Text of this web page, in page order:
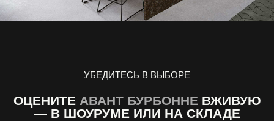
ОЦЕНИТЕ АВАНТ БУРБОННЕ ВЖИВУЮ
— В ШОУРУМЕ ИЛИ НА СКЛАДЕ
УБЕДИТЕСЬ В ВЫБОРЕ